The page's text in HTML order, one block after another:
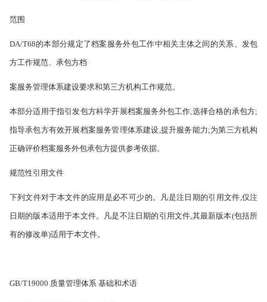
范围
DA/T68的本部分规定了档案服务外包工作中相关主体之间的关系、发包
方工作规范、承包方档
案服务管理体系建设要求和第三方机构工作规范。
本部分适用于指引发包方科学开展档案服务外包工作,选择合格的承包方;
指导承包方有效开展档案服务管理体系建设,提升服务能力;为第三方机构
正确评价档案服务外包承包方提供参考依据。
规范性引用文件
下列文件对于本文件的应用是必不可少的。凡是注日期的引用文件,仅注
日期的版本适用于本文件。凡是不注日期的引用文件,其最新版本(包括所
有的修改单)适用于本文件。
GB/T19000 质量管理体系 基础和术语